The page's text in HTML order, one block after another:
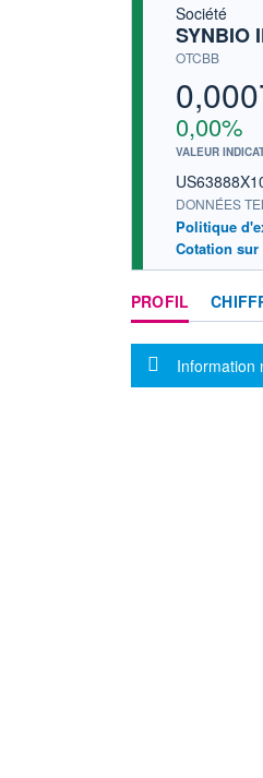
Société
SYNBIO
OTCBB
0,00%
VALEUR
DONNÉES
Politique
Cotation sur
PROFIL
Message
Information